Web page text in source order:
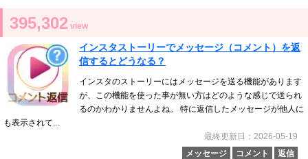
395,302 view
インスタストーリーでメッセージ（コメント）を返
信するとどうなる？
インスタのストーリーにはメッセージを送る機能があります
が、この機能を使った事が無い方はどのような感じで送られ
るのかわかりませんよね。 特に返信したメッセージが他人に
も表示されて...
最終更新日：2026-05-19
メッセージ
コメント 返信